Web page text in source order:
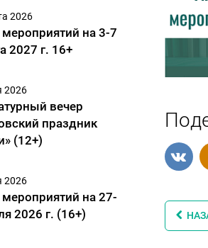
2026
на 3-7
2027 г. 16+
2026
вечер
праздник
(12+)
2026
на 27-
2026 г. (16+)